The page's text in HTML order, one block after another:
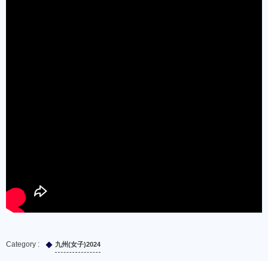
九州(女子)2024